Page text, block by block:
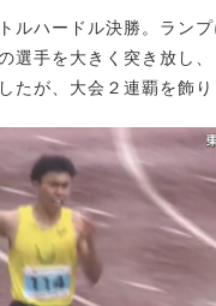
ルハードル決勝。ラン
選手を大きく突き放し
たが、大会２連覇を飾り